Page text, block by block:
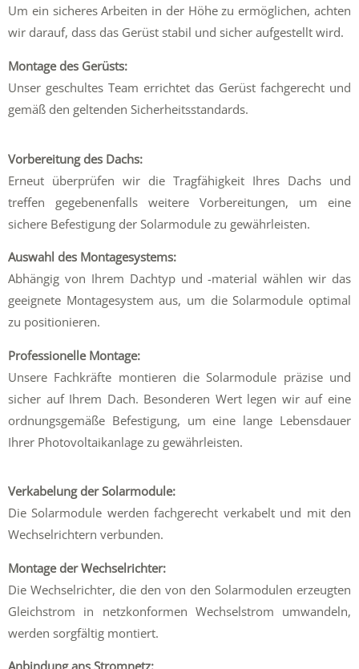
Um ein sicheres Arbeiten in der Höhe zu ermöglichen, achten
wir darauf, dass das Gerüst stabil und sicher aufgestellt wird.
Montage des Gerüsts:
Unser geschultes Team errichtet das Gerüst fachgerecht und
gemäß den geltenden Sicherheitsstandards.
Vorbereitung des Dachs:
Erneut überprüfen wir die Tragfähigkeit Ihres Dachs und
treffen gegebenenfalls weitere Vorbereitungen, um eine
sichere Befestigung der Solarmodule zu gewährleisten.
Auswahl des Montagesystems:
Abhängig von Ihrem Dachtyp und -material wählen wir das
geeignete Montagesystem aus, um die Solarmodule optimal
zu positionieren.
Professionelle Montage:
Unsere Fachkräfte montieren die Solarmodule präzise und
sicher auf Ihrem Dach. Besonderen Wert legen wir auf eine
ordnungsgemäße Befestigung, um eine lange Lebensdauer
Ihrer Photovoltaikanlage zu gewährleisten.
Verkabelung der Solarmodule:
Die Solarmodule werden fachgerecht verkabelt und mit den
Wechselrichtern verbunden.
Montage der Wechselrichter:
Die Wechselrichter, die den von den Solarmodulen erzeugten
Gleichstrom in netzkonformen Wechselstrom umwandeln,
werden sorgfältig montiert.